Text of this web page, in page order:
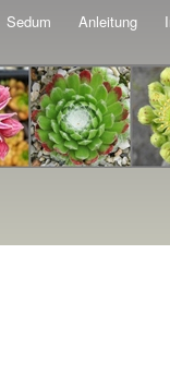
Sedum Anleitung